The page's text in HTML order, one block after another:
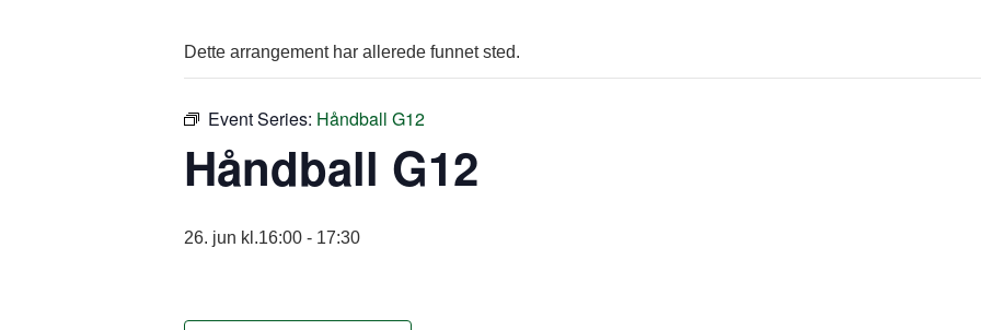
Dette arrangement har allerede funnet sted.
Event Series: Håndball G12
Håndball G12
26. jun kl.16:00 - 17:30